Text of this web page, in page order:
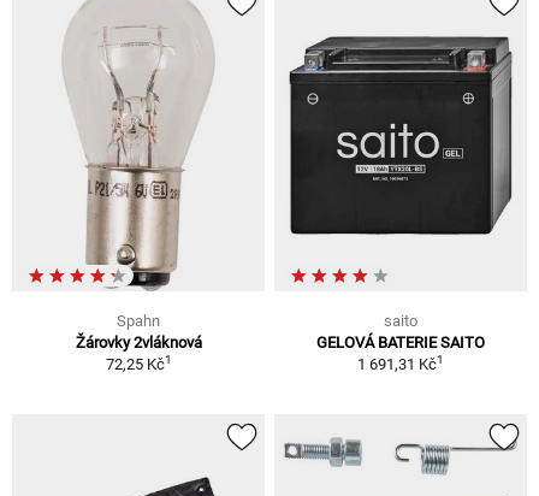
Spahn
Žárovky 2vláknová
72,25 Kč1
saito
GELOVÁ BATERIE SAITO
1 691,31 Kč1